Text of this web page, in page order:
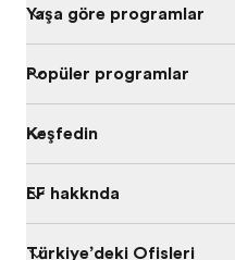
Yaşa göre programları
Popüler programlar
Keşfedin
EF hakkında
Türkiye’deki Ofisleri